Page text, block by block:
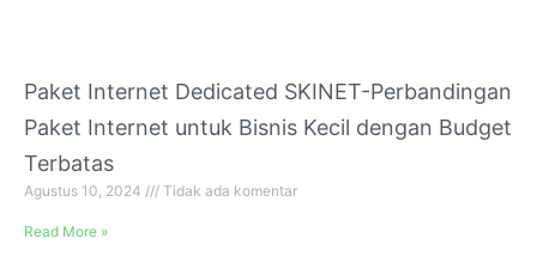
Paket Internet Dedicated SKINET-Perbandingan
Paket Internet untuk Bisnis Kecil dengan Budget
Terbatas
Agustus 10, 2024 Tidak ada komentar
Read More »